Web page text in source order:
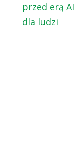
przed erą
dla ludzi